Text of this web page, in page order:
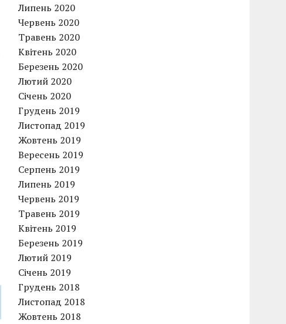
Липень 2020
Червень 2020
Травень 2020
Квітень 2020
Березень 2020
Лютий 2020
Січень 2020
Грудень 2019
Листопад 2019
Жовтень 2019
Вересень 2019
Серпень 2019
Липень 2019
Червень 2019
Травень 2019
Квітень 2019
Березень 2019
Лютий 2019
Січень 2019
Грудень 2018
Листопад 2018
Жовтень 2018